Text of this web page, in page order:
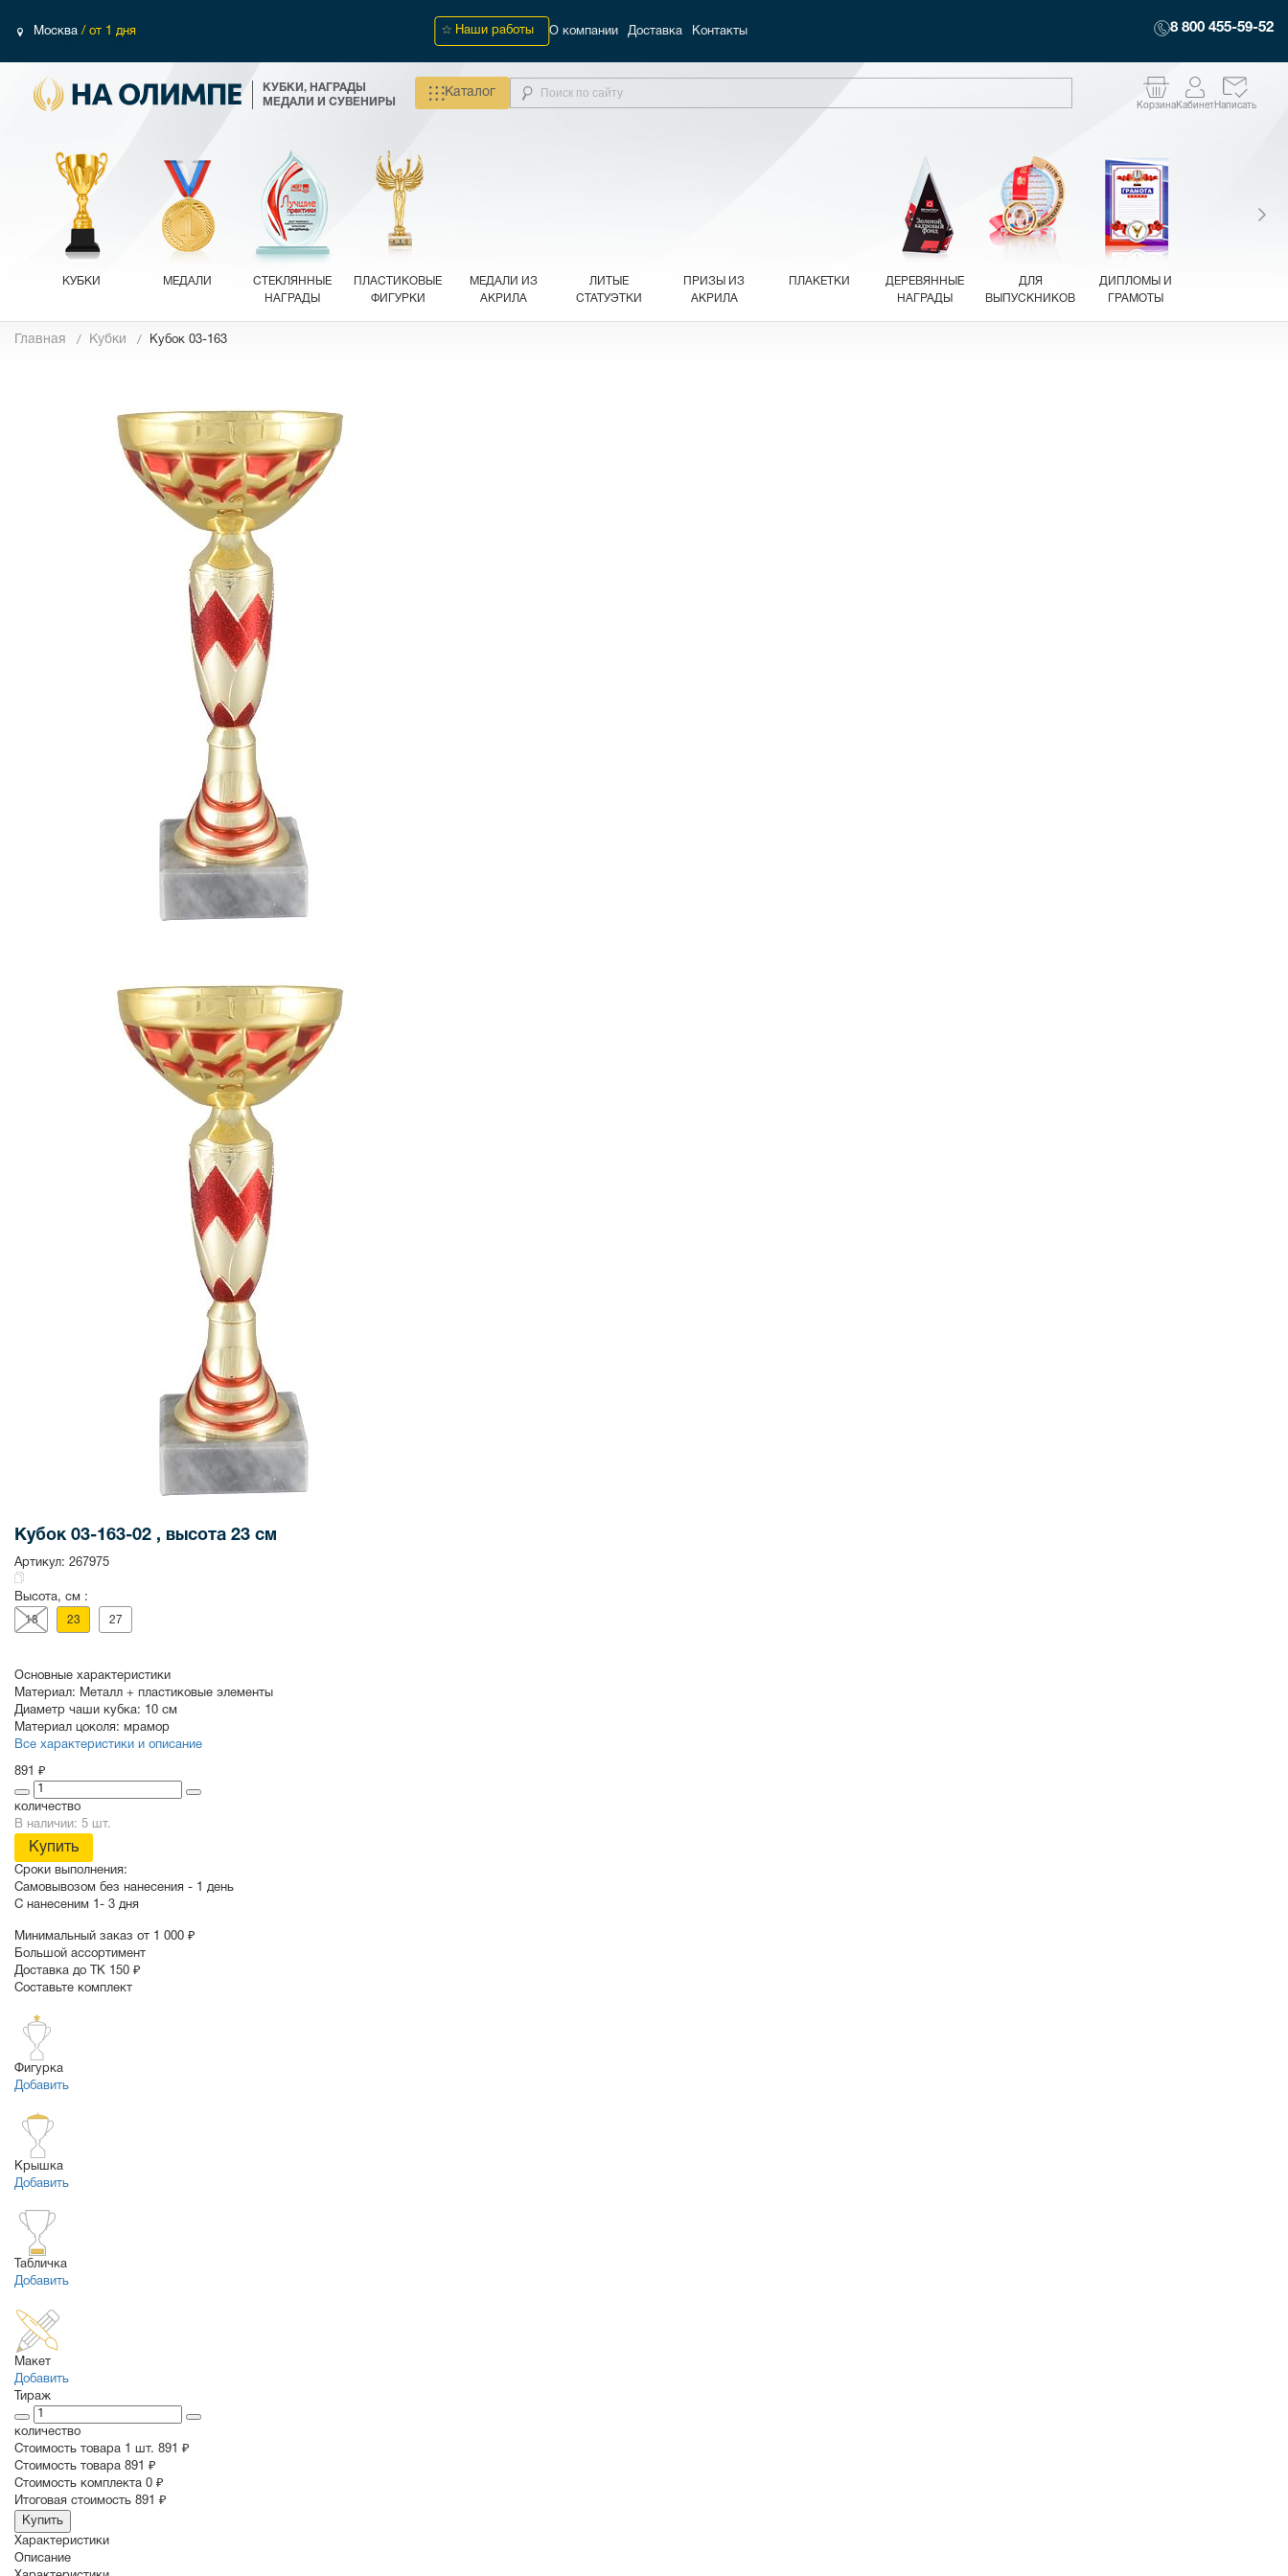
Москва / от 1 дня Наши работы О компании Доставка Контакты 8 800 455-59-52
КУБКИ, НАГРАДЫ
МЕДАЛИ И СУВЕНИРЫ
Каталог
КорзинаКабинетНаписать
КУБКИ МЕДАЛИ
СТЕКЛЯННЫЕ
НАГРАДЫ
ПЛАСТИКОВЫЕ
ФИГУРКИ
МЕДАЛИ ИЗ
АКРИЛА
ЛИТЫЕ
СТАТУЭТКИ
ПРИЗЫ ИЗ
АКРИЛА
ПЛАКЕТКИ
ДЕРЕВЯННЫЕ
НАГРАДЫ
ДЛЯ
ВЫПУСКНИКОВ
ДИПЛОМЫ И
ГРАМОТЫ
РАСПРОДАЖА
ПОИСК ПО
СОБЫТИЮ
Главная Кубки Кубок 03-163
Кубок 03-163-02 , высота 23 см
Артикул: 267975
Высота, см :
18 23 27
Основные характеристики
Материал: Металл + пластиковые элементы
Диаметр чаши кубка: 10 см
Материал цоколя: мрамор
Все характеристики и описание
891 ₽
количество
В наличии: 5 шт.
Купить
Сроки выполнения:
Самовывозом без нанесения - 1 день
С нанесеним 1- 3 дня
Минимальный заказ от 1 000 ₽
Большой ассортимент
Доставка до ТК 150 ₽
Составьте комплект
Фигурка
Добавить
Крышка
Добавить
Табличка
Добавить
Макет
Добавить
Тираж
количество
Стоимость товара 1 шт. 891 ₽
Cтоимость товара 891 ₽
Стоимость комплекта 0 ₽
Итоговая стоимость 891 ₽
Купить
Характеристики
Описание